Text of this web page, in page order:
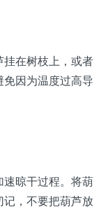
在树枝上，或者
因为温度过高导
晾干过程。将葫
，不要把葫芦放